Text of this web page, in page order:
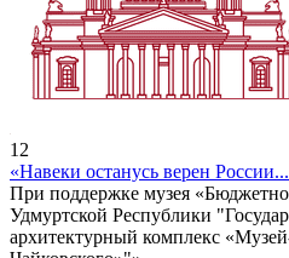
12
«Навеки останусь верен
При поддержке музея
Удмуртской Республики
архитектурный комплекс